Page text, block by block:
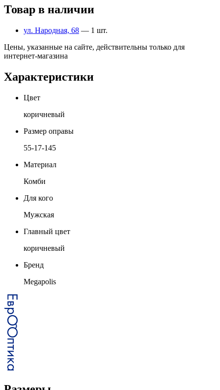
Товар в наличии
ул. Народная, 68 — 1 шт.
Цены, указанные на сайте, действительны только для
интернет-магазина
Характеристики
Цвет
коричневый
Размер оправы
55-17-145
Материал
Комби
Для кого
Мужская
Главный цвет
коричневый
Бренд
Megapolis